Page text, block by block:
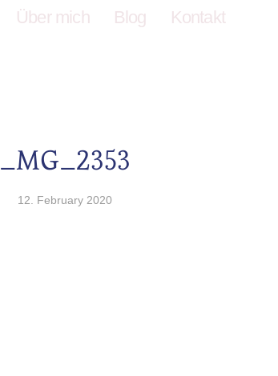
Über mich Blog Kontakt
_MG_2353
12. February 2020